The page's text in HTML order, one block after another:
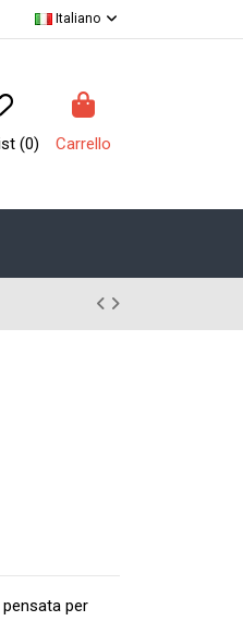
Italiano
(0) Carrello
pensata per